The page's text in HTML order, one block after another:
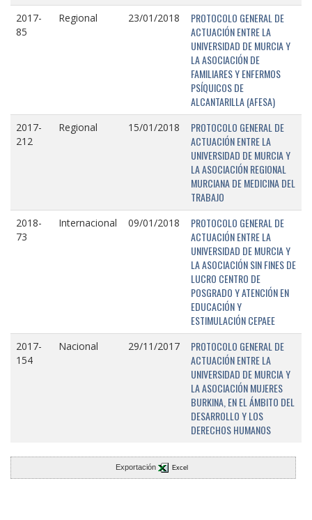
2017-
85
Regional 23/01/2018
PROTOCOLO GENERAL DE
ACTUACIÓN ENTRE LA
UNIVERSIDAD DE MURCIA Y
LA ASOCIACIÓN DE
FAMILIARES Y ENFERMOS
PSÍQUICOS DE
ALCANTARILLA (AFESA)
2017-
212
Regional 15/01/2018
PROTOCOLO GENERAL DE
ACTUACIÓN ENTRE LA
UNIVERSIDAD DE MURCIA Y
LA ASOCIACIÓN REGIONAL
MURCIANA DE MEDICINA DEL
TRABAJO
2018-
73
Internacional 09/01/2018
PROTOCOLO GENERAL DE
ACTUACIÓN ENTRE LA
UNIVERSIDAD DE MURCIA Y
LA ASOCIACIÓN SIN FINES DE
LUCRO CENTRO DE
POSGRADO Y ATENCIÓN EN
EDUCACIÓN Y
ESTIMULACIÓN CEPAEE
2017-
154
Nacional 29/11/2017
PROTOCOLO GENERAL DE
ACTUACIÓN ENTRE LA
UNIVERSIDAD DE MURCIA Y
LA ASOCIACIÓN MUJERES
BURKINA, EN EL ÁMBITO DEL
DESARROLLO Y LOS
DERECHOS HUMANOS
Exportación Excel